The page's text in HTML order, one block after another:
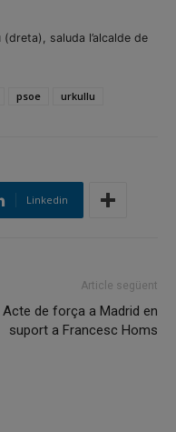
saluda l’alcalde de
psoe urkullu
Linkedin
Article següent
Acte de força a Madrid en
suport a Francesc Homs